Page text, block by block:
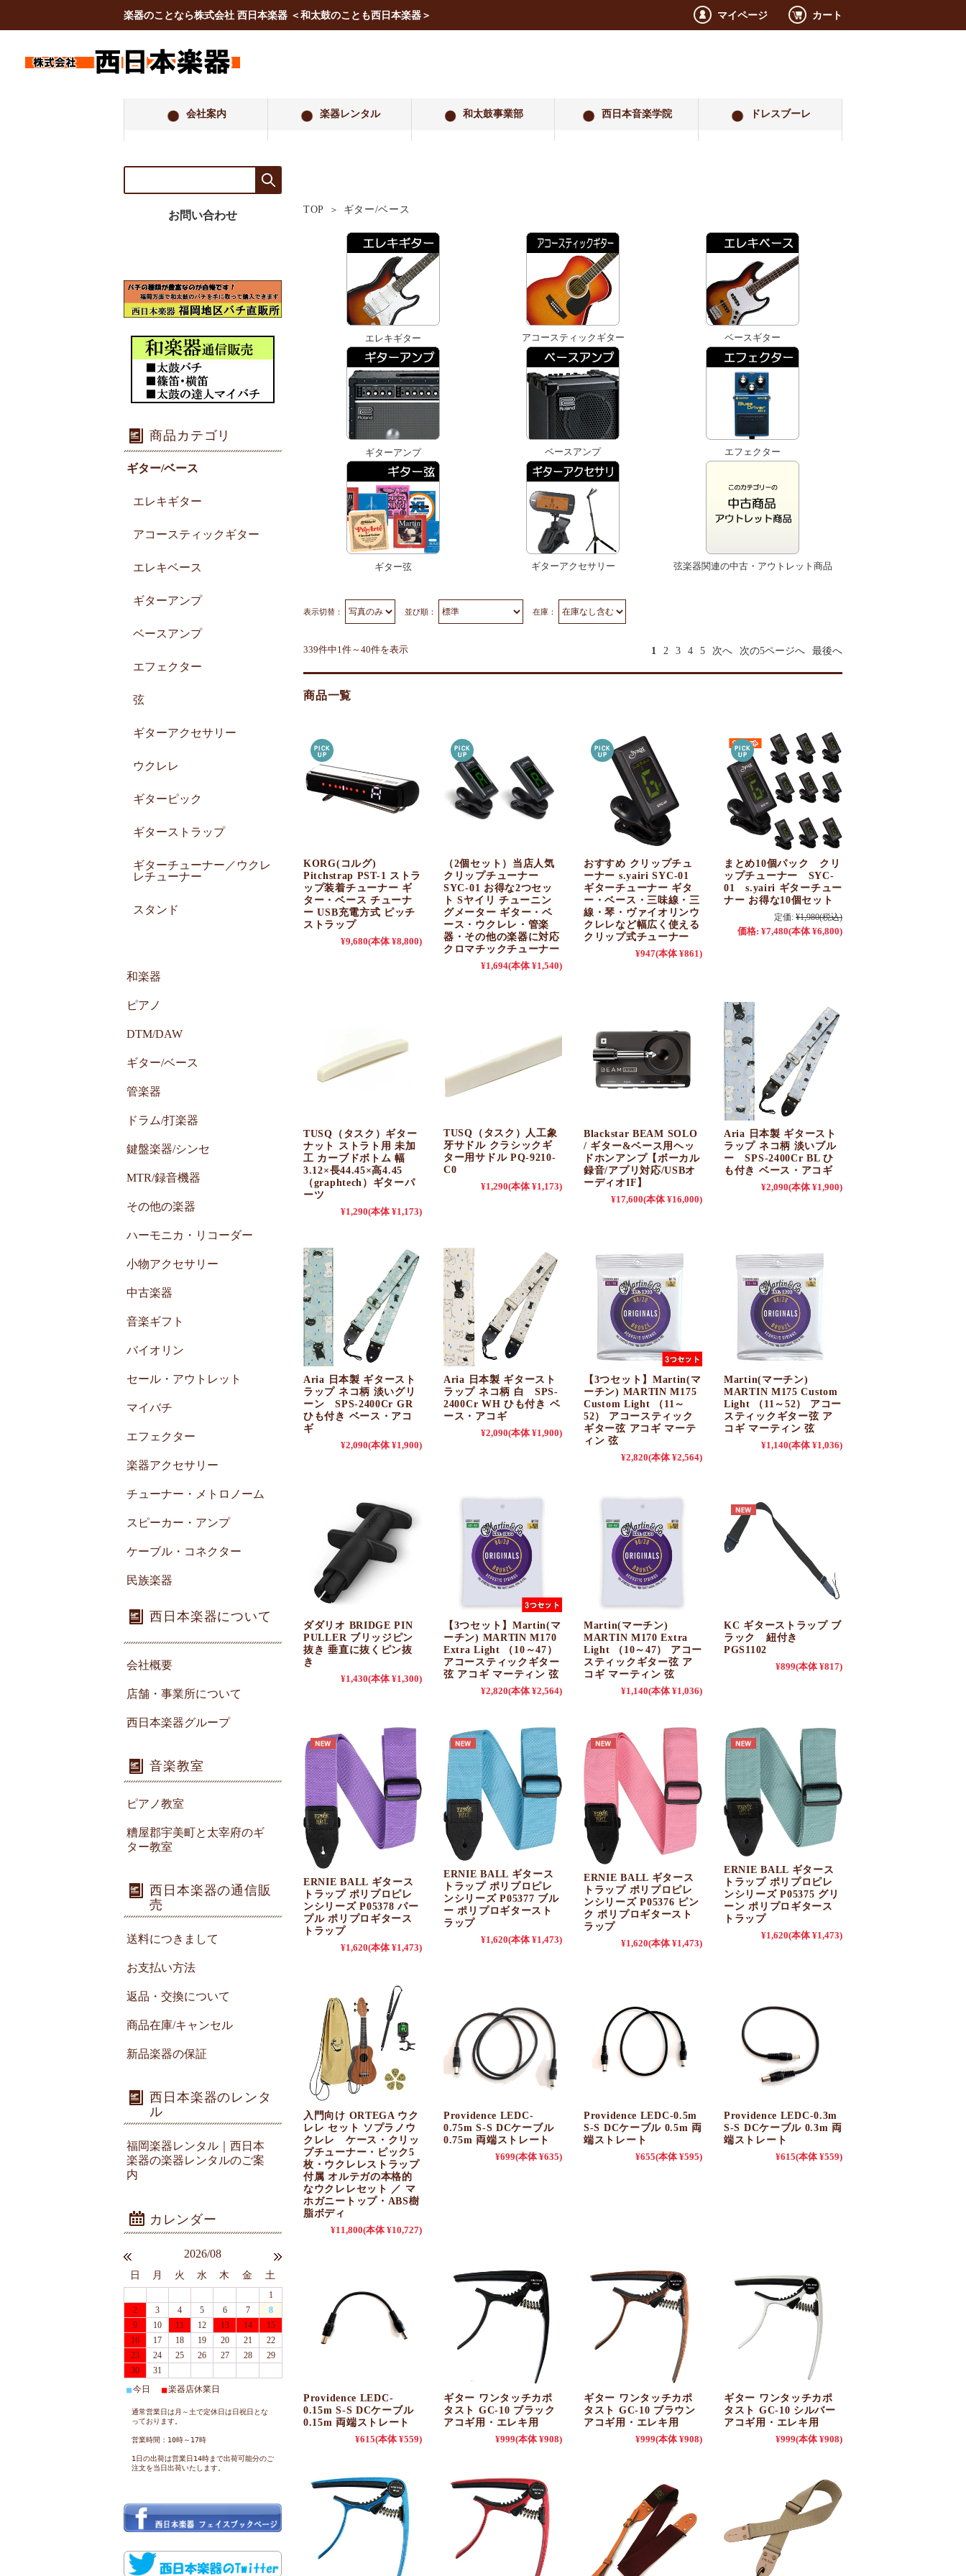
楽器のことなら株式会社 西日本楽器 ＜和太鼓のことも西日本楽器＞ マイページ カート
会社案内 楽器レンタル 和太鼓事業部 西日本音楽学院 ドレスブーレ
TOP ギター/ベース
エレキギター アコースティックギター ベースギター
ギターアンプ ベースアンプ エフェクター
ギター弦 ギターアクセサリー 弦楽器関連の中古・アウトレット商品
表示切替： 並び順： 在庫：
339件中1件～40件を表示 1 2 3 4 5 次へ 次の5ページへ 最後へ
商品一覧
KORG(コルグ)
Pitchstrap PST-1 ストラ
ップ装着チューナー ギ
ター・ベース チューナ
ー USB充電方式 ピッチ
ストラップ
¥9,680(本体 ¥8,800)
（2個セット）当店人気
クリップチューナー
SYC-01 お得な2つセッ
ト Sヤイリ チューニン
グメーター ギター・ベ
ース・ウクレレ・管楽
器・その他の楽器に対応
クロマチックチューナー
¥1,694(本体 ¥1,540)
おすすめ クリップチュ
ーナー s.yairi SYC-01
ギターチューナー ギタ
ー・ベース・三味線・三
線・琴・ヴァイオリンウ
クレレなど幅広く使える
クリップ式チューナー
¥947(本体 ¥861)
まとめ10個パック クリ
ップチューナー SYC-
01 s.yairi ギターチュー
ナー お得な10個セット
定価: ¥1,980(税込)
価格: ¥7,480(本体 ¥6,800)
TUSQ（タスク）ギター
ナット ストラト用 未加
工 カーブドボトム 幅
3.12×長44.45×高4.45
（graphtech）ギターパ
ーツ
¥1,290(本体 ¥1,173)
TUSQ（タスク）人工象
牙サドル クラシックギ
ター用サドル PQ-9210-
C0
¥1,290(本体 ¥1,173)
Blackstar BEAM SOLO
/ ギター&ベース用ヘッ
ドホンアンプ【ボーカル
録音/アプリ対応/USBオ
ーディオIF】
¥17,600(本体 ¥16,000)
Aria 日本製 ギタースト
ラップ ネコ柄 淡いブル
ー SPS-2400Cr BL ひ
も付き ベース・アコギ
¥2,090(本体 ¥1,900)
Aria 日本製 ギタースト
ラップ ネコ柄 淡いグリ
ーン SPS-2400Cr GR
ひも付き ベース・アコ
ギ
¥2,090(本体 ¥1,900)
Aria 日本製 ギタースト
ラップ ネコ柄 白 SPS-
2400Cr WH ひも付き ベ
ース・アコギ
¥2,090(本体 ¥1,900)
【3つセット】Martin(マ
ーチン) MARTIN M175
Custom Light （11～
52） アコースティック
ギター弦 アコギ マーテ
ィン 弦
¥2,820(本体 ¥2,564)
Martin(マーチン)
MARTIN M175 Custom
Light （11～52） アコー
スティックギター弦 ア
コギ マーティン 弦
¥1,140(本体 ¥1,036)
ダダリオ BRIDGE PIN
PULLER ブリッジピン
抜き 垂直に抜くピン抜
き
¥1,430(本体 ¥1,300)
【3つセット】Martin(マ
ーチン) MARTIN M170
Extra Light （10～47）
アコースティックギター
弦 アコギ マーティン 弦
¥2,820(本体 ¥2,564)
Martin(マーチン)
MARTIN M170 Extra
Light （10～47） アコー
スティックギター弦 ア
コギ マーティン 弦
¥1,140(本体 ¥1,036)
KC ギターストラップ ブ
ラック 紐付き
PGS1102
¥899(本体 ¥817)
ERNIE BALL ギタース
トラップ ポリプロピレ
ンシリーズ P05378 パー
プル ポリプロギタース
トラップ
¥1,620(本体 ¥1,473)
ERNIE BALL ギタース
トラップ ポリプロピレ
ンシリーズ P05377 ブル
ー ポリプロギタースト
ラップ
¥1,620(本体 ¥1,473)
ERNIE BALL ギタース
トラップ ポリプロピレ
ンシリーズ P05376 ピン
ク ポリプロギタースト
ラップ
¥1,620(本体 ¥1,473)
ERNIE BALL ギタース
トラップ ポリプロピレ
ンシリーズ P05375 グリ
ーン ポリプロギタース
トラップ
¥1,620(本体 ¥1,473)
入門向け ORTEGA ウク
レレ セット ソプラノウ
クレレ ケース・クリッ
プチューナー・ピック5
枚・ウクレレストラップ
付属 オルテガの本格的
なウクレレセット ／ マ
ホガニートップ・ABS樹
脂ボディ
¥11,800(本体 ¥10,727)
Providence LEDC-
0.75m S-S DCケーブル
0.75m 両端ストレート
¥699(本体 ¥635)
Providence LEDC-0.5m
S-S DCケーブル 0.5m 両
端ストレート
¥655(本体 ¥595)
Providence LEDC-0.3m
S-S DCケーブル 0.3m 両
端ストレート
¥615(本体 ¥559)
Providence LEDC-
0.15m S-S DCケーブル
0.15m 両端ストレート
¥615(本体 ¥559)
ギター ワンタッチカポ
タスト GC-10 ブラック
アコギ用・エレキ用
¥999(本体 ¥908)
ギター ワンタッチカポ
タスト GC-10 ブラウン
アコギ用・エレキ用
¥999(本体 ¥908)
ギター ワンタッチカポ
タスト GC-10 シルバー
アコギ用・エレキ用
¥999(本体 ¥908)
お問い合わせ
商品カテゴリ
ギター/ベース
エレキギター
アコースティックギター
エレキベース
ギターアンプ
ベースアンプ
エフェクター
弦
ギターアクセサリー
ウクレレ
ギターピック
ギターストラップ
ギターチューナー／ウクレ
レチューナー
スタンド
和楽器
ピアノ
DTM/DAW
ギター/ベース
管楽器
ドラム/打楽器
鍵盤楽器/シンセ
MTR/録音機器
その他の楽器
ハーモニカ・リコーダー
小物アクセサリー
中古楽器
音楽ギフト
バイオリン
セール・アウトレット
マイバチ
エフェクター
楽器アクセサリー
チューナー・メトロノーム
スピーカー・アンプ
ケーブル・コネクター
民族楽器
西日本楽器について
会社概要
店舗・事業所について
西日本楽器グループ
音楽教室
ピアノ教室
糟屋郡宇美町と太宰府のギ
ター教室
西日本楽器の通信販
売
送料につきまして
お支払い方法
返品・交換について
商品在庫/キャンセル
新品楽器の保証
西日本楽器のレンタ
ル
福岡楽器レンタル｜西日本
楽器の楽器レンタルのご案
内
2026/08
日 月 火 水 木 金 土
1
2
3 4 5 6 7
8
9
10 11 12 13 14
15
16
17 18 19 20 21
22
23
24 25 26 27 28
29
30
31
■今日 ■楽器店休業日
通常営業日は月～土で定休日は日祝日とな
っております。
営業時間：10時～17時
1日の出荷は営業日14時まで出荷可能分のご
注文を当日出荷いたします。